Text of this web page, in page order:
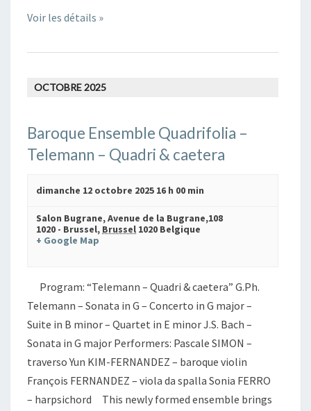
Voir les détails »
OCTOBRE 2025
Baroque Ensemble Quadrifolia –
Telemann – Quadri & caetera
dimanche 12 octobre 2025 16 h 00 min
Salon Bugrane,Avenue de la Bugrane,108
1020 - Brussel, Brussel 1020 Belgique
+ Google Map
Program: “Telemann – Quadri & caetera” G.Ph.
Telemann – Sonata in G – Concerto in G major –
Suite in B minor – Quartet in E minor J.S. Bach –
Sonata in G major Performers: Pascale SIMON –
traverso Yun KIM-FERNANDEZ – baroque violin
François FERNANDEZ – viola da spalla Sonia FERRO
– harpsichord This newly formed ensemble brings